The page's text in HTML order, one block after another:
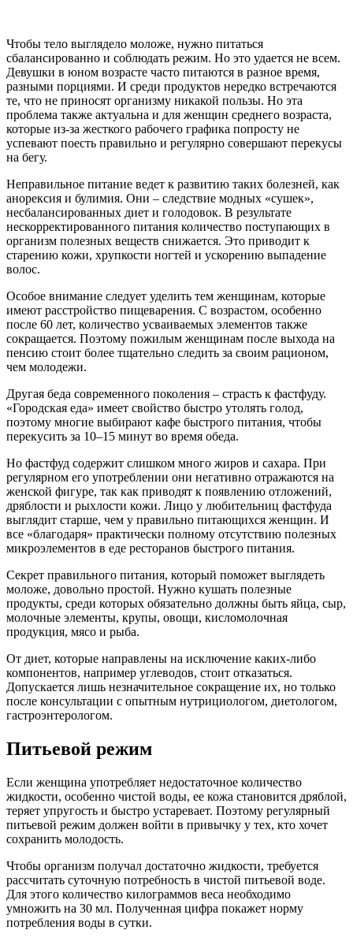
Чтобы тело выглядело моложе, нужно питаться
сбалансированно и соблюдать режим. Но это удается не всем.
Девушки в юном возрасте часто питаются в разное время,
разными порциями. И среди продуктов нередко встречаются
те, что не приносят организму никакой пользы. Но эта
проблема также актуальна и для женщин среднего возраста,
которые из-за жесткого рабочего графика попросту не
успевают поесть правильно и регулярно совершают перекусы
на бегу.
Неправильное питание ведет к развитию таких болезней, как
анорексия и булимия. Они – следствие модных «сушек»,
несбалансированных диет и голодовок. В результате
нескорректированного питания количество поступающих в
организм полезных веществ снижается. Это приводит к
старению кожи, хрупкости ногтей и ускорению выпадение
волос.
Особое внимание следует уделить тем женщинам, которые
имеют расстройство пищеварения. С возрастом, особенно
после 60 лет, количество усваиваемых элементов также
сокращается. Поэтому пожилым женщинам после выхода на
пенсию стоит более тщательно следить за своим рационом,
чем молодежи.
Другая беда современного поколения – страсть к фастфуду.
«Городская еда» имеет свойство быстро утолять голод,
поэтому многие выбирают кафе быстрого питания, чтобы
перекусить за 10–15 минут во время обеда.
Но фастфуд содержит слишком много жиров и сахара. При
регулярном его употреблении они негативно отражаются на
женской фигуре, так как приводят к появлению отложений,
дряблости и рыхлости кожи. Лицо у любительниц фастфуда
выглядит старше, чем у правильно питающихся женщин. И
все «благодаря» практически полному отсутствию полезных
микроэлементов в еде ресторанов быстрого питания.
Секрет правильного питания, который поможет выглядеть
моложе, довольно простой. Нужно кушать полезные
продукты, среди которых обязательно должны быть яйца, сыр,
молочные элементы, крупы, овощи, кисломолочная
продукция, мясо и рыба.
От диет, которые направлены на исключение каких-либо
компонентов, например углеводов, стоит отказаться.
Допускается лишь незначительное сокращение их, но только
после консультации с опытным нутрициологом, диетологом,
гастроэнтерологом.
Питьевой режим
Если женщина употребляет недостаточное количество
жидкости, особенно чистой воды, ее кожа становится дряблой,
теряет упругость и быстро устаревает. Поэтому регулярный
питьевой режим должен войти в привычку у тех, кто хочет
сохранить молодость.
Чтобы организм получал достаточно жидкости, требуется
рассчитать суточную потребность в чистой питьевой воде.
Для этого количество килограммов веса необходимо
умножить на 30 мл. Полученная цифра покажет норму
потребления воды в сутки.